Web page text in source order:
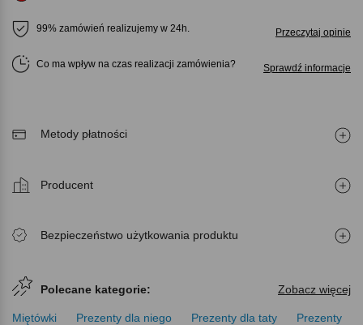
99% zamówień realizujemy w 24h. Przeczytaj opinie
Co ma wpływ na czas realizacji zamówienia Sprawdź informacje
Metody płatności
Producent
Bezpieczeństwo użytkowania produktu
Polecane kategorie: Zobacz więcej
Miętówki Prezenty dla niego Prezenty dla taty
Prezenty